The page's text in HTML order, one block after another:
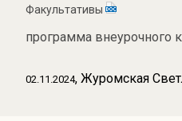
Факультативы
программа внеурочного
02.11.2024, Журомская